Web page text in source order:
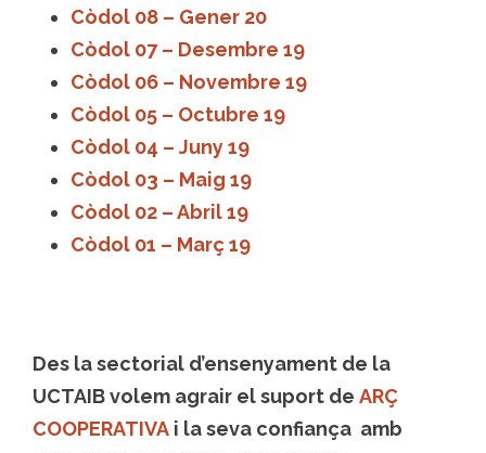
Còdol 08 – Gener 20
Còdol 07 – Desembre 19
Còdol 06 – Novembre 19
Còdol 05 – Octubre 19
Còdol 04 – Juny 19
Còdol 03 – Maig 19
Còdol 02 – Abril 19
Còdol 01 – Març 19
Des la sectorial d’ensenyament de la
UCTAIB volem agrair el suport de ARÇ
COOPERATIVA i la seva confiança amb